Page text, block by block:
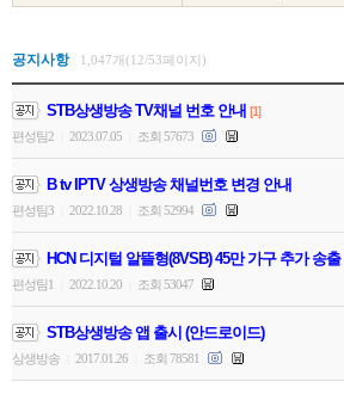
공지사항 1,047개(12/53페이지)
STB상생방송 TV채널 번호 안내 [1]
편성팀2
2023.07.05 조회 57673
B tv IPTV 상생방송 채널번호 변경 안내
편성팀3 2022.10.28 조회 52994
HCN 디지털 알뜰형(8VSB) 45만 가구 추가 송출
편성팀1
2022.10.20 조회 53047
STB상생방송 앱 출시 (안드로이드)
상생방송 2017.01.26 조회 78581